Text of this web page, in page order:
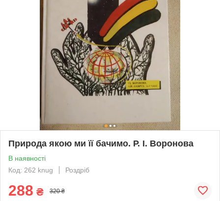
Природа якою ми її бачимо. Р. І. Воронова
В наявності
Код: 262 knug
Роздріб
288 ₴ 320 ₴